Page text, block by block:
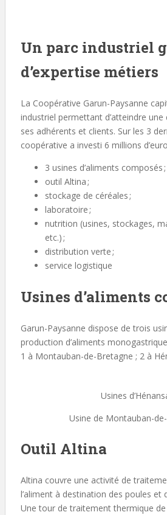
Un parc industriel
d’expertise métiers
La Coopérative Garun-Paysanne
industriel permettant d’atteindre
ses adhérents et clients. Sur les 3
coopérative a investi 6 millions
3 usines d’aliments composés ;
outil Altina ;
stockage de céréales ;
laboratoire ;
nutrition (usines, stockages,
etc.) ;
distribution verte ;
service logistique
Usines d’aliments
Garun-Paysanne dispose de trois
production d’aliments
1 à Montauban-de-Bretagne ; 2 à
Usines
Usine de Montauban-
Outil Altina
Altina couvre une activité de
l’aliment à destination des poules et
Une tour de traitement thermique